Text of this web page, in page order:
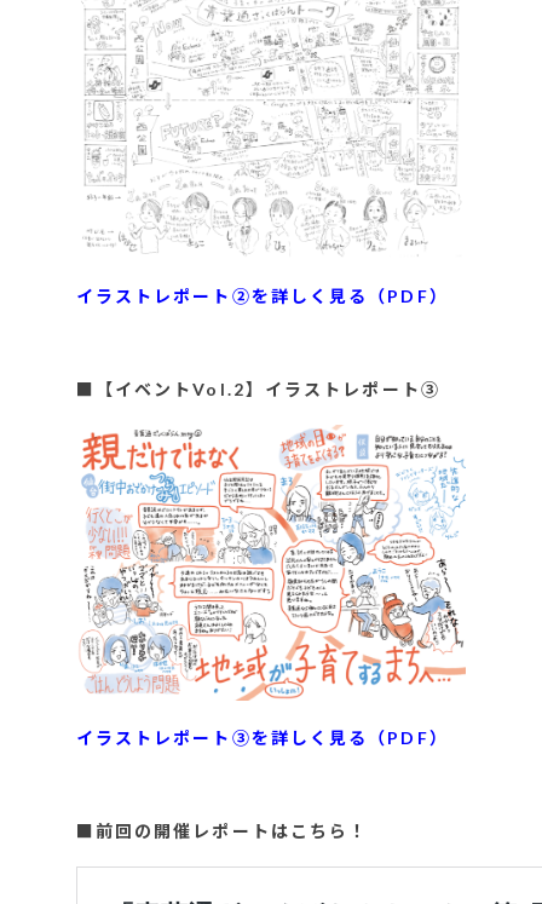
イラストレポート②を詳しく見る（PDF）
■【イベントVol.2】イラストレポート③
イラストレポート③を詳しく見る（PDF）
■前回の開催レポートはこちら！